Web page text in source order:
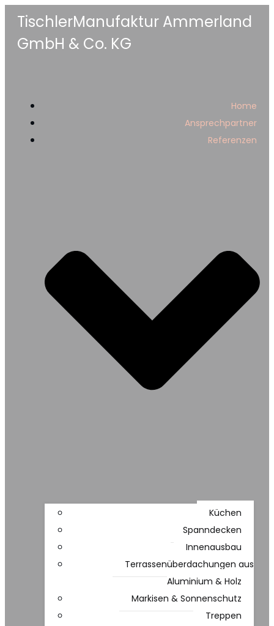
TischlerManufaktur Ammerland
GmbH & Co. KG
Home
Ansprechpartner
Referenzen
Küchen
Spanndecken
Innenausbau
Terrassenüberdachungen aus
Aluminium & Holz
Markisen & Sonnenschutz
Treppen